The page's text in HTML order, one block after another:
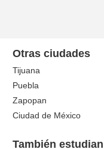
Otras ciudades
Tijuana
Puebla
Zapopan
Ciudad de México
También estudian